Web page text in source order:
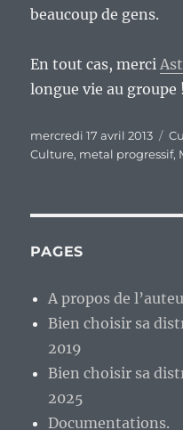
beaucoup de gens.
En tout cas, merci
longue vie au groupe !
Publié
le
mercredi 17 avril 2013
Culture, metal progressif,
PAGES
A propos de
Bien choisir sa
2019
Bien choisir sa
2025
Documentations.